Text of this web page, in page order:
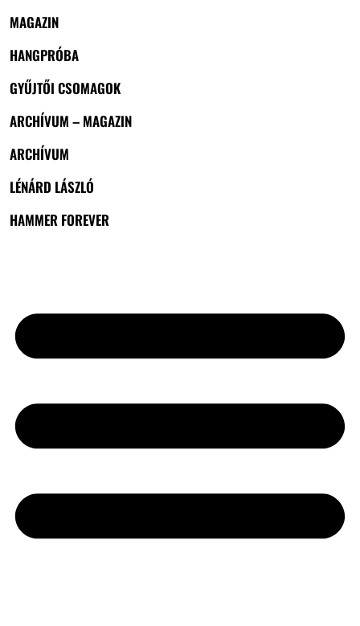
MAGAZIN
HANGPRÓBA
GYŰJTŐI CSOMAGOK
ARCHÍVUM – MAGAZIN
ARCHÍVUM
LÉNÁRD LÁSZLÓ
HAMMER FOREVER